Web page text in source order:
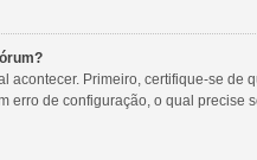
acontecer. Primeiro, certifique-se
erro de configuração, o qual precise